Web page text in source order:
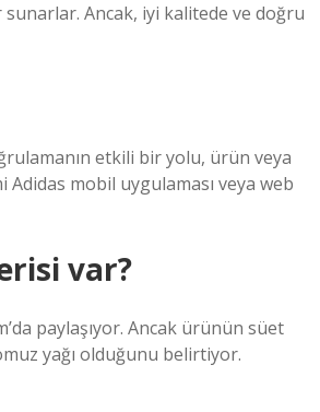
Ancak, iyi kalitede ve doğru
etkili bir yolu, ürün veya
mobil uygulaması veya web
var?
paylaşıyor. Ancak ürünün süet
yağı olduğunu belirtiyor.